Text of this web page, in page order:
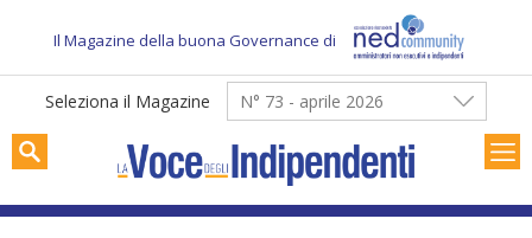
content
Il Magazine della buona Governance di
Seleziona il Magazine N° 73 - aprile 2026